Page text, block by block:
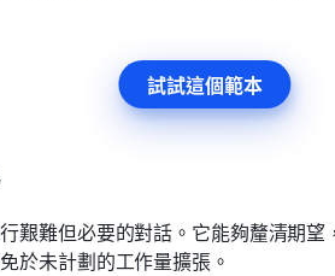
試試這個範本
艱難但必要的對話。它能夠釐清期
於未計劃的工作量擴張。